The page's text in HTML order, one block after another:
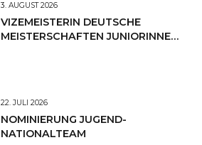
3. AUGUST 2026
VIZEMEISTERIN DEUTSCHE
MEISTERSCHAFTEN JUNIORINNEN
22. JULI 2026
NOMINIERUNG JUGEND-
NATIONALTEAM